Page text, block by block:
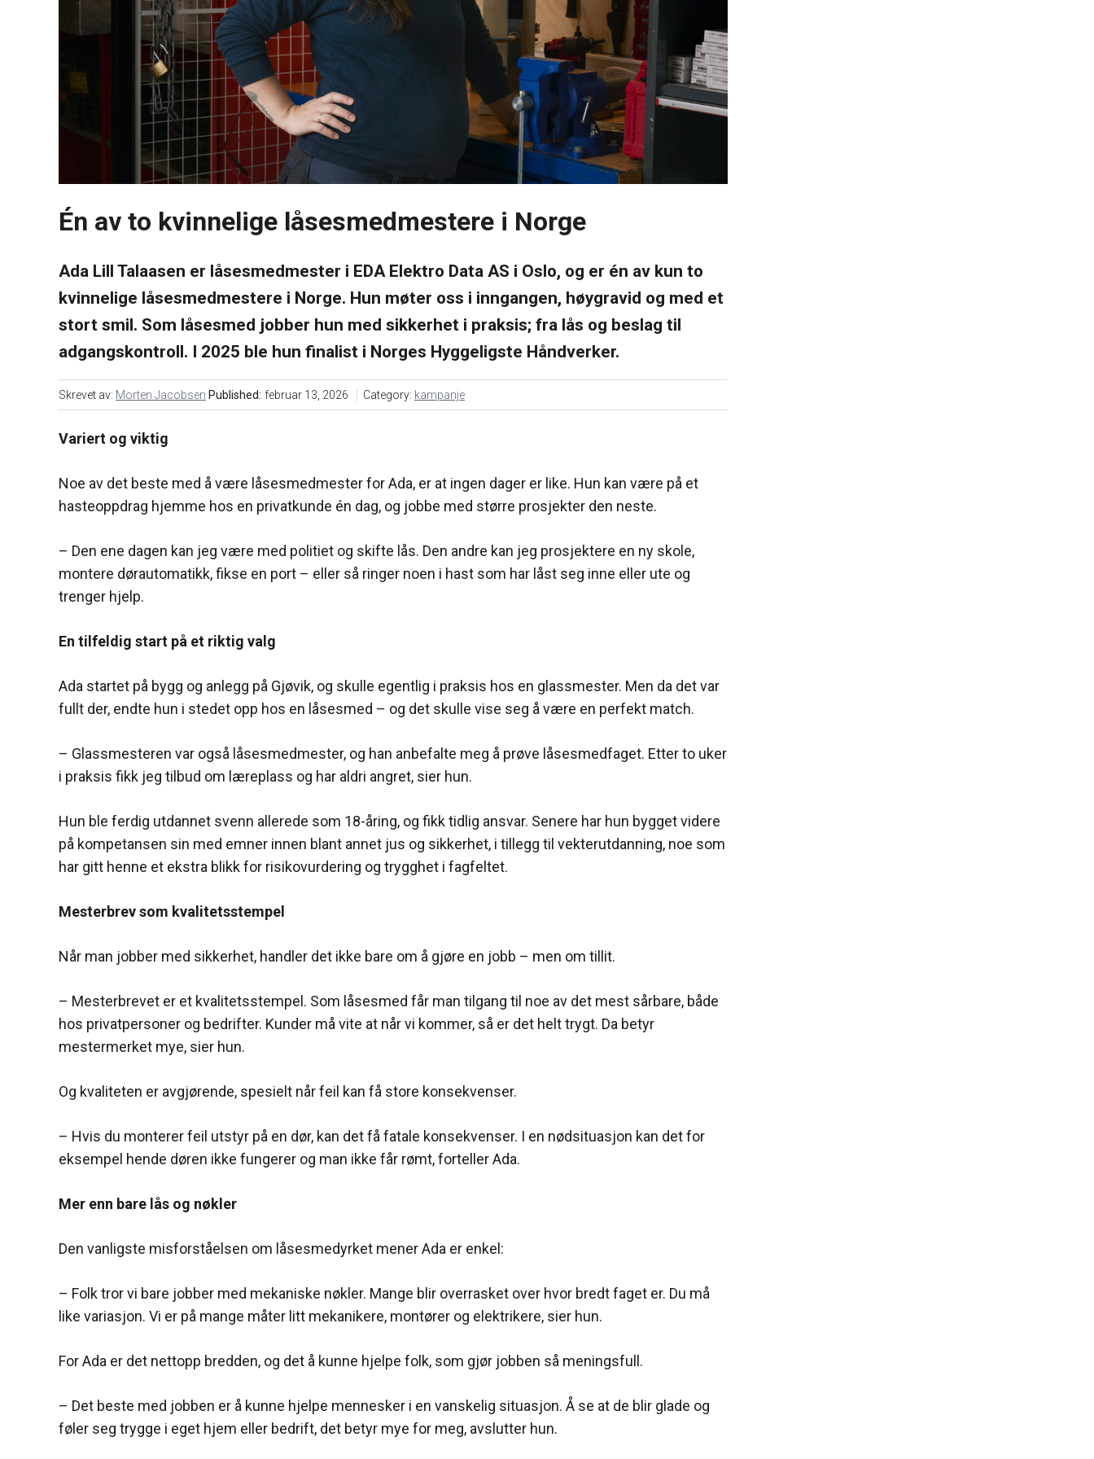
Karriere Årsavgift
Én av to kvinnelige låsesmedmestere i Norge
Ada Lill Talaasen er låsesmedmester i EDA Elektro Data AS i Oslo, og er én av kun to
kvinnelige låsesmedmestere i Norge. Hun møter oss i inngangen, høygravid og med et
stort smil. Som låsesmed jobber hun med sikkerhet i praksis; fra lås og beslag til
adgangskontroll. I 2025 ble hun finalist i Norges Hyggeligste Håndverker.
Skrevet av: Morten Jacobsen Published: februar 13, 2026 Category: kampanje
Variert og viktig
Noe av det beste med å være låsesmedmester for Ada, er at ingen dager er like. Hun kan være på et
hasteoppdrag hjemme hos en privatkunde én dag, og jobbe med større prosjekter den neste.
– Den ene dagen kan jeg være med politiet og skifte lås. Den andre kan jeg prosjektere en ny skole,
montere dørautomatikk, fikse en port – eller så ringer noen i hast som har låst seg inne eller ute og
trenger hjelp.
En tilfeldig start på et riktig valg
Ada startet på bygg og anlegg på Gjøvik, og skulle egentlig i praksis hos en glassmester. Men da det var
fullt der, endte hun i stedet opp hos en låsesmed – og det skulle vise seg å være en perfekt match.
– Glassmesteren var også låsesmedmester, og han anbefalte meg å prøve låsesmedfaget. Etter to uker
i praksis fikk jeg tilbud om læreplass og har aldri angret, sier hun.
Hun ble ferdig utdannet svenn allerede som 18-åring, og fikk tidlig ansvar. Senere har hun bygget videre
på kompetansen sin med emner innen blant annet jus og sikkerhet, i tillegg til vekterutdanning, noe som
har gitt henne et ekstra blikk for risikovurdering og trygghet i fagfeltet.
Mesterbrev som kvalitetsstempel
Når man jobber med sikkerhet, handler det ikke bare om å gjøre en jobb – men om tillit.
– Mesterbrevet er et kvalitetsstempel. Som låsesmed får man tilgang til noe av det mest sårbare, både
hos privatpersoner og bedrifter. Kunder må vite at når vi kommer, så er det helt trygt. Da betyr
mestermerket mye, sier hun.
Og kvaliteten er avgjørende, spesielt når feil kan få store konsekvenser.
– Hvis du monterer feil utstyr på en dør, kan det få fatale konsekvenser. I en nødsituasjon kan det for
eksempel hende døren ikke fungerer og man ikke får rømt, forteller Ada.
Mer enn bare lås og nøkler
Den vanligste misforståelsen om låsesmedyrket mener Ada er enkel:
– Folk tror vi bare jobber med mekaniske nøkler. Mange blir overrasket over hvor bredt faget er. Du må
like variasjon. Vi er på mange måter litt mekanikere, montører og elektrikere, sier hun.
For Ada er det nettopp bredden, og det å kunne hjelpe folk, som gjør jobben så meningsfull.
– Det beste med jobben er å kunne hjelpe mennesker i en vanskelig situasjon. Å se at de blir glade og
føler seg trygge i eget hjem eller bedrift, det betyr mye for meg, avslutter hun.